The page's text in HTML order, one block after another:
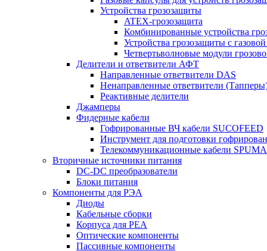
Устройства грозозащиты
ATEX-грозозащита
Комбинированные устройства
Устройства грозозащиты с
Четвертьволновые модули
Делители и ответвители АФТ
Направленные ответвители DAS
Ненаправленные ответвители
Реактивные делители
Джамперы
Фидерные кабели
Гофрированные ВЧ кабели SUCOFEED
Инструмент для подготовки
Телекоммуникационные кабели SPUMA
Вторичные источники питания
DC-DC преобразователи
Блоки питания
Компоненты для РЭА
Диоды
Кабельные сборки
Корпуса для РЕА
Оптические компоненты
Пассивные компоненты